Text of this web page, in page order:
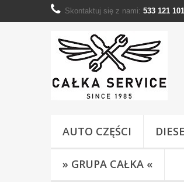
Skontaktuj się z nami: 533 121 101
AUTO CZĘŚCI
» GRUPA CAŁKA «